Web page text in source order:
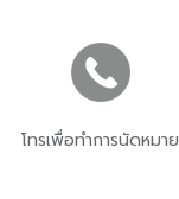
โทรเพื่อทำการนัดหมาย